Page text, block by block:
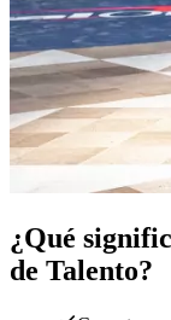
¿Qué
de Talento?